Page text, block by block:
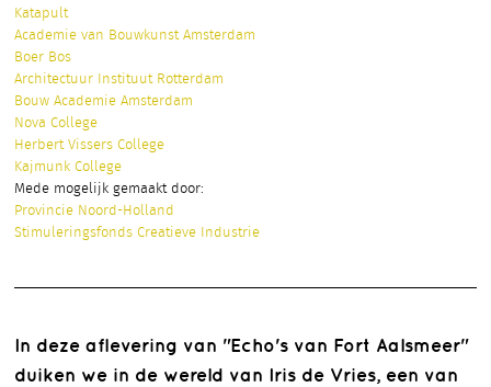
Katapult
Academie van Bouwkunst Amsterdam
Boer Bos
Architectuur Instituut Rotterdam
Bouw Academie Amsterdam
Nova College
Herbert Vissers College
Kajmunk College
Mede mogelijk gemaakt door:
Provincie Noord-Holland
Stimuleringsfonds Creatieve Industrie
In deze aflevering van "Echo's van Fort Aalsmeer"
duiken we in de wereld van Iris de Vries, een van